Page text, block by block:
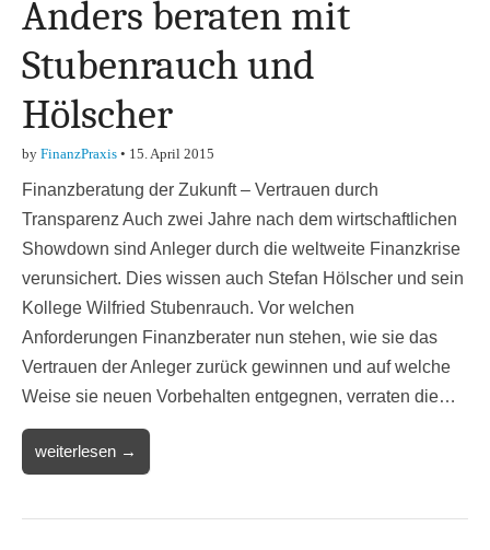
Anders beraten mit
Stubenrauch und
Hölscher
by FinanzPraxis • 15. April 2015
Finanzberatung der Zukunft – Vertrauen durch
Transparenz Auch zwei Jahre nach dem wirtschaftlichen
Showdown sind Anleger durch die weltweite Finanzkrise
verunsichert. Dies wissen auch Stefan Hölscher und sein
Kollege Wilfried Stubenrauch. Vor welchen
Anforderungen Finanzberater nun stehen, wie sie das
Vertrauen der Anleger zurück gewinnen und auf welche
Weise sie neuen Vorbehalten entgegnen, verraten die…
weiterlesen →